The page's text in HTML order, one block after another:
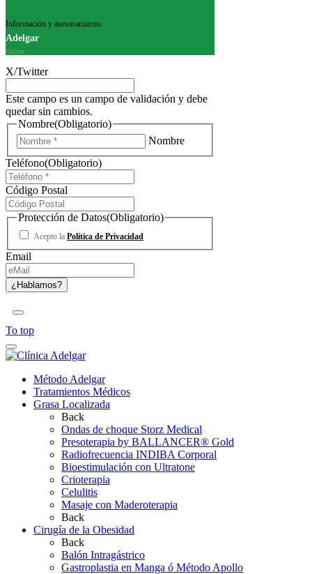
Información y asesoramiento
Adelgar
Online
X/Twitter
Este campo es un campo de validación y debe
quedar sin cambios.
Nombre(Obligatorio)
Nombre
Teléfono(Obligatorio)
Código Postal
Protección de Datos(Obligatorio)
Acepto la Política de Privacidad
Email
To top
Método Adelgar
Tratamientos Médicos
Grasa Localizada
Back
Ondas de choque Storz Medical
Presoterapia by BALLANCER® Gold
Radiofrecuencia INDIBA Corporal
Bioestimulación con Ultratone
Crioterapia
Celulitis
Masaje con Maderoterapia
Back
Cirugía de la Obesidad
Back
Balón Intragástrico
Gastroplastia en Manga ó Método Apollo